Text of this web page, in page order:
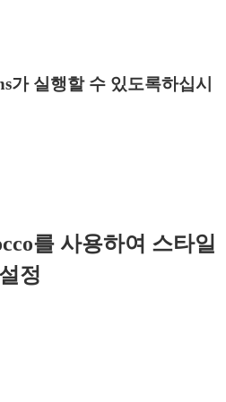
실행할 수 있도록하십시
를 사용하여 스타일
정